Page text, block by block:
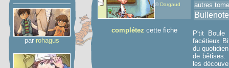
par rohagus
© Dargaud
complétez cette fiche
autres
Bullenote
P'tit
facétieux
du
de bêtises.
les